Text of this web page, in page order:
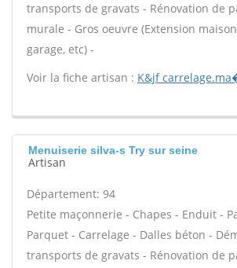
transports de gravats - Rénovation de
murale - Gros oeuvre (Extension
garage, etc) -
Voir la fiche artisan : K&jf
Menuiserie silva-s Try sur seine
Artisan
Département: 94
Petite maçonnerie - Chapes - Enduit -
Parquet - Carrelage - Dalles béton -
transports de gravats - Rénovation de